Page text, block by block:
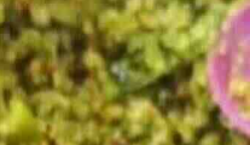
ತೋರನ್ ರೆಡಿ